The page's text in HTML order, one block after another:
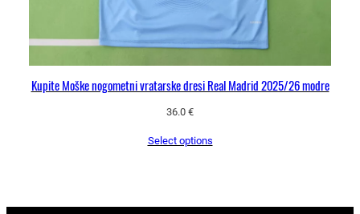
Kupite Moške nogometni vratarske dresi Real Madrid 2025/26 modre
36.0 €
Select options